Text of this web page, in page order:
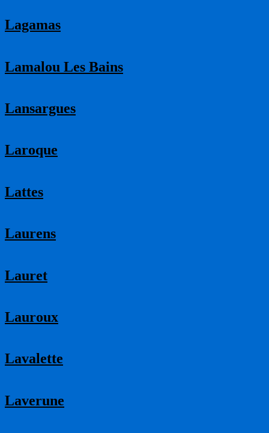
Lagamas
Lamalou Les Bains
Lansargues
Laroque
Lattes
Laurens
Lauret
Lauroux
Lavalette
Laverune